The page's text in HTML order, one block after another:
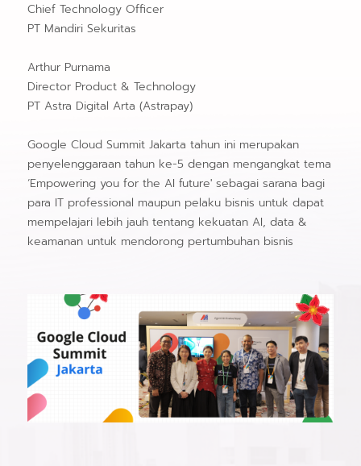
Chief Technology Officer
PT Mandiri Sekuritas
Arthur Purnama
Director Product & Technology
PT Astra Digital Arta (Astrapay)
Google Cloud Summit Jakarta tahun ini merupakan
penyelenggaraan tahun ke-5 dengan mengangkat tema
‘Empowering you for the AI future' sebagai sarana bagi
para IT professional maupun pelaku bisnis untuk dapat
mempelajari lebih jauh tentang kekuatan AI, data &
keamanan untuk mendorong pertumbuhan bisnis